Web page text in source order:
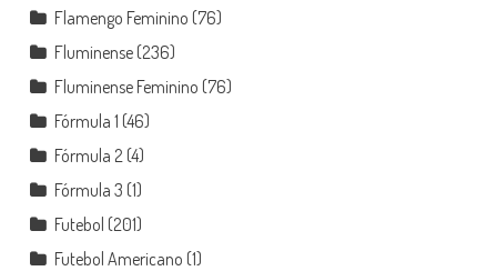
Flamengo Feminino (76)
Fluminense(236)
Fluminense Feminino (76)
Fórmula 1 (46)
Fórmula 2(4)
Fórmula 3 (1)
Futebol (201)
Futebol Americano (1)